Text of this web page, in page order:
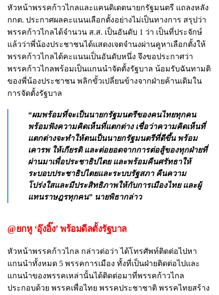
หัวหน้าพรรคก้าวไกลและแคนดิเดตนายกรัฐมนตรี แถลงหลัง
กกต. ประกาศผลคะแนนเลือกตั้งอย่างไม่เป็นทางการ สรุปว่า
พรรคก้าวไกลได้จำนวน ส.ส. เป็นอันดับ 1 ว่า เป็นที่ประจักษ์
แล้วว่าพี่น้องประชาชนได้แสดงเจตจำนงผ่านคูหาเลือกตั้งให้
พรรคก้าวไกลได้คะแนนเป็นอันดับหนึ่ง จึงขอประกาศว่า
พรรคก้าวไกลพร้อมเป็นแกนนำจัดตั้งรัฐบาล น้อมรับฉันทามติ
ของพี่น้องประชาชน พลิกขั้วเปลี่ยนข้างจากฝ่ายค้านเดิมใน
การจัดตั้งรัฐบาล
“ผมพร้อมที่จะเป็นนายกรัฐมนตรีของคนไทยทุกคน
พร้อมฟังความคิดเห็นที่แตกต่าง เชื่อว่าความคิดเห็นที่
แตกต่างจะทำให้ตนเป็นนายกรัฐมนตรีที่ดีขึ้น พร้อม
เคารพ ให้เกียรติ และต่อยอดจากการต่อสู้ของทุกฝ่ายที่
ผ่านมาเพื่อประชาธิปไตย และพร้อมคืนศรัทธาให้
ระบอบประชาธิปไตยและระบบรัฐสภา คืนความ
โปร่งใสและมีประสิทธิภาพให้กับการเมืองไทย และผู้
แทนราษฎรทุกคน” นายพิธากล่าว
@ยกหู ‘อุ๊งอิ๊ง’ พร้อมดีลตั้งรัฐบาล
หัวหน้าพรรคก้าวไกล กล่าวต่อว่า ได้โทรศัพท์ติดต่อไปหา
แกนนำทั้งหมด 5 พรรคการเมือง ทั้งที่เป็นฝ่ายติดต่อไปและ
แกนนำของพรรคเหล่านั้นได้ติดต่อมาที่พรรคก้าวไกล
ประกอบด้วย พรรคเพื่อไทย พรรคประชาชาติ พรรคไทยสร้าง